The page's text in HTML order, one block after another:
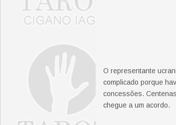
O representante
complicado porque
concessões.
chegue a um acordo.